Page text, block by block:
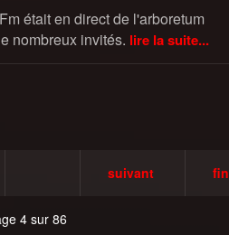
était en direct de l'arboretum
nombreux invités. lire la suite...
suivant fin
4 sur 86